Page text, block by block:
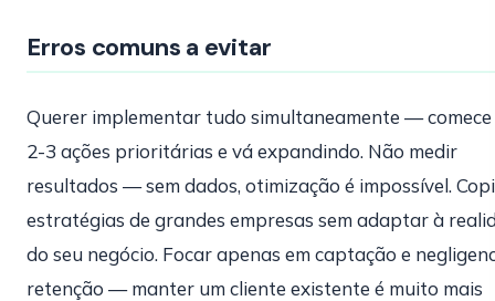
Erros comuns a evitar
Querer implementar tudo simultaneamente — comece
2-3 ações prioritárias e vá expandindo. Não medir
resultados — sem dados, otimização é impossível.
estratégias de grandes empresas sem adaptar à
do seu negócio. Focar apenas em captação e
retenção — manter um cliente existente é muito mais